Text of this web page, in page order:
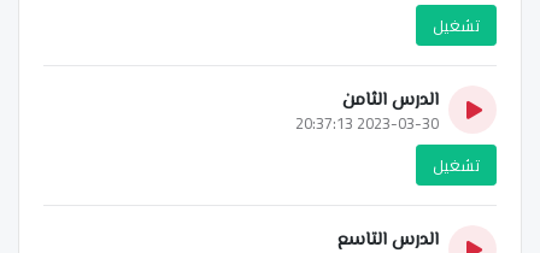
تشغيل
الدرس الثامن
2023-03-30 20:37:13
تشغيل
الدرس التاسع